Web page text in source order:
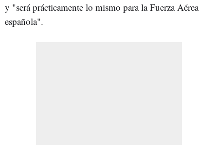
y "será prácticamente lo mismo para la Fuerza Aérea
española".